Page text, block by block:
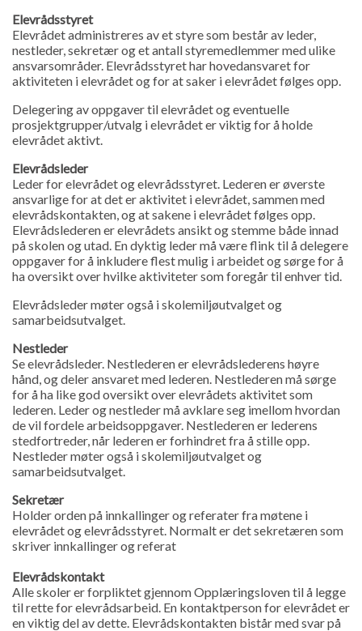
Elevrådsstyret
Elevrådet administreres av et styre som består av leder,
nestleder, sekretær og et antall styremedlemmer med ulike
ansvarsområder. Elevrådsstyret har hovedansvaret for
aktiviteten i elevrådet og for at saker i elevrådet følges opp.
Delegering av oppgaver til elevrådet og eventuelle
prosjektgrupper/utvalg i elevrådet er viktig for å holde
elevrådet aktivt.
Elevrådsleder
Leder for elevrådet og elevrådsstyret. Lederen er øverste
ansvarlige for at det er aktivitet i elevrådet, sammen med
elevrådskontakten, og at sakene i elevrådet følges opp.
Elevrådslederen er elevrådets ansikt og stemme både innad
på skolen og utad. En dyktig leder må være flink til å delegere
oppgaver for å inkludere flest mulig i arbeidet og sørge for å
ha oversikt over hvilke aktiviteter som foregår til enhver tid.
Elevrådsleder møter også i skolemiljøutvalget og
samarbeidsutvalget.
Nestleder
Se elevrådsleder. Nestlederen er elevrådslederens høyre
hånd, og deler ansvaret med lederen. Nestlederen må sørge
for å ha like god oversikt over elevrådets aktivitet som
lederen. Leder og nestleder må avklare seg imellom hvordan
de vil fordele arbeidsoppgaver. Nestlederen er lederens
stedfortreder, når lederen er forhindret fra å stille opp.
Nestleder møter også i skolemiljøutvalget og
samarbeidsutvalget.
Sekretær
Holder orden på innkallinger og referater fra møtene i
elevrådet og elevrådsstyret. Normalt er det sekretæren som
skriver innkallinger og referat
Elevrådskontakt
Alle skoler er forpliktet gjennom Opplæringsloven til å legge
til rette for elevrådsarbeid. En kontaktperson for elevrådet er
en viktig del av dette. Elevrådskontakten bistår med svar på